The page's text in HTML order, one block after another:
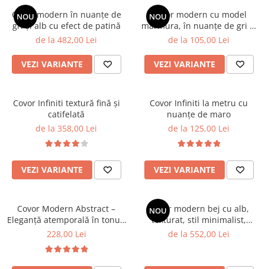
NOU
Covor modern în nuanțe de
gri și alb cu efect de patină
de la 482,00 Lei
VEZI VARIANTE
NOU
Covor modern cu model
marmura, în nuanțe de gri și
maro
de la 105,00 Lei
VEZI VARIANTE
Covor Infiniti textură fină și
catifelată
de la 358,00 Lei
VEZI VARIANTE
Covor Infiniti la metru cu
nuanțe de maro
de la 125,00 Lei
VEZI VARIANTE
Covor Modern Abstract –
Eleganță atemporală în tonuri
neutre
228,00 Lei
NOU
Covor modern bej cu alb,
texturat, stil minimalist,
pentru living si dormitor
de la 552,00 Lei